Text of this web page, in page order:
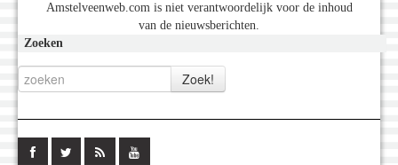
Amstelveenweb.com is niet verantwoordelijk voor de inhoud
van de nieuwsberichten.
Zoeken